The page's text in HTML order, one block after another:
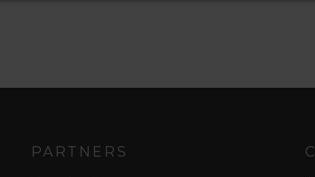
PARTNERS